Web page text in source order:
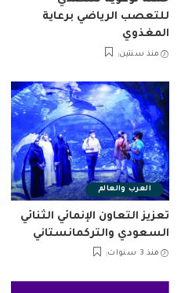
للتعصب الرياضي برعاية
المغذوي
منذ سنتين
العرب والعالم
تعزيز التعاون الإنمائي الثنائي
السعودي والتركمانستاني
منذ 3 سنوات